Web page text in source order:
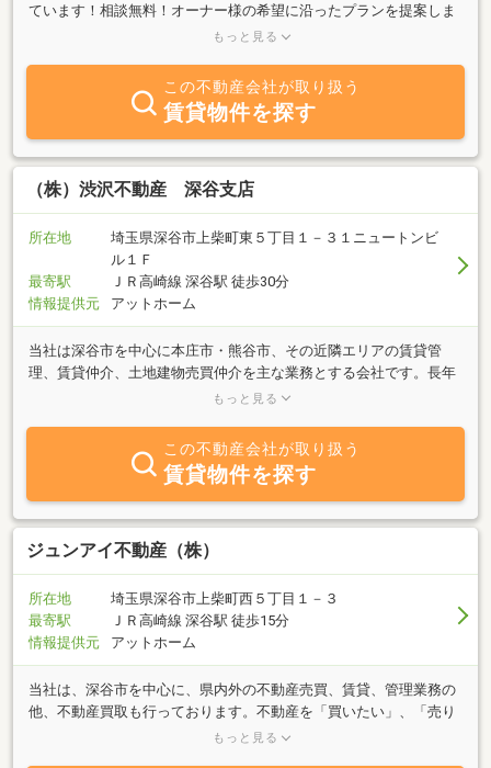
ています！相談無料！オーナー様の希望に沿ったプランを提案しま
す！不動産買取いたします！お気軽にご相談下さい！土地・建物・
さい。もちろん秘密厳守・無料査定です！
もっと見る
この不動産会社が取り扱う
賃貸物件を探す
（株）渋沢不動産 深谷支店
所在地
埼玉県深谷市上柴町東５丁目１－３１ニュートンビ
ル１Ｆ
最寄駅
ＪＲ高崎線 深谷駅 徒歩30分
情報提供元
アットホーム
当社は深谷市を中心に本庄市・熊谷市、その近隣エリアの賃貸管
理、賃貸仲介、土地建物売買仲介を主な業務とする会社です。長年
にわたり地域密着型の不動産屋さんです。特にRC優良賃貸物件が豊
中のお客様も、ぜひお気軽にご相談下さいませ。
もっと見る
この不動産会社が取り扱う
賃貸物件を探す
ジュンアイ不動産（株）
所在地
埼玉県深谷市上柴町西５丁目１－３
最寄駅
ＪＲ高崎線 深谷駅 徒歩15分
情報提供元
アットホーム
当社は、深谷市を中心に、県内外の不動産売買、賃貸、管理業務の
他、不動産買取も行っております。不動産を「買いたい」、「売り
たい」、「借りたい」、「貸したい」、「任せたい」など、不動産
もっと見る